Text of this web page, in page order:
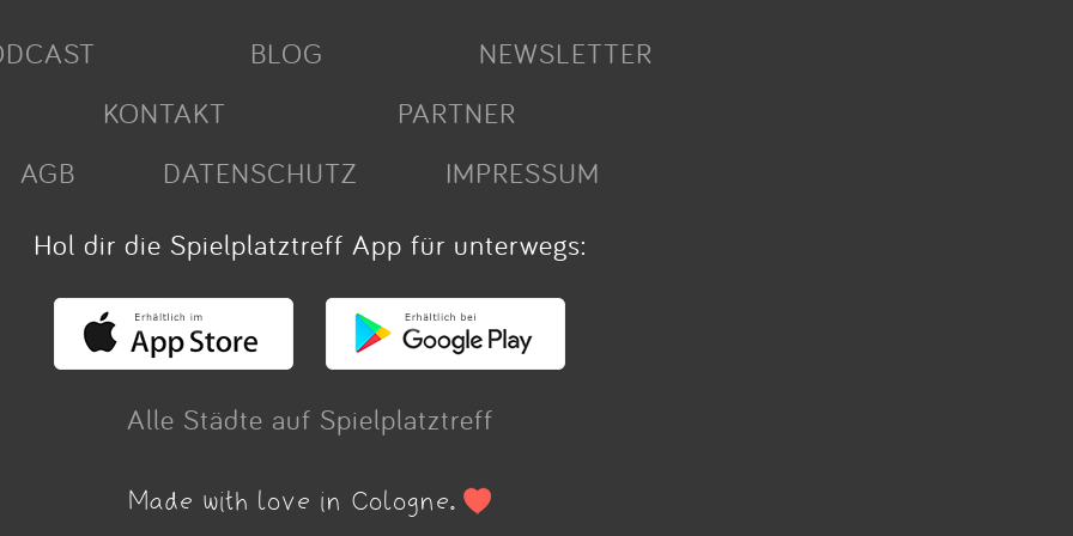
BLOG
NEWSLETTER
KONTAKT
PARTNER
AGB
DATENSCHUTZ
IMPRESSUM
Hol dir die Spielplatztreff App für unterwegs:
Alle Städte auf Spielplatztreff
Made with love in Cologne.